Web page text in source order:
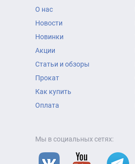
О нас
Новости
Новинки
Акции
Статьи и обзоры
Прокат
Как купить
Оплата
Мы в социальных сетях: